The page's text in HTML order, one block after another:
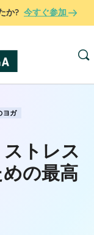
か? 今すぐ参加
ヨガ
トレス
の最高